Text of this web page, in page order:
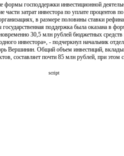
господдержки инвестиционной
части затрат инвестора по уплате процентов
в размере половины ставки
поддержка была оказана в
30,5 млн рублей бюджетных
инвестора», - подчеркнул начальник
Вершинин. Общий объем инвестиций,
составляет почти 85 млн рублей, при этом
script